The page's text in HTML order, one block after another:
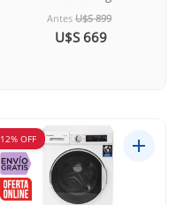
Antes U$S 899
U$S 669
12% OFF